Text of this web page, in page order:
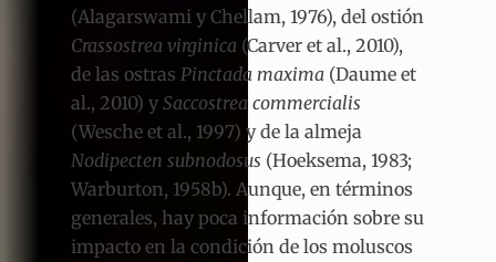
(Alagarswami y Chellam, 1976), del ostión
Crassostrea virginica (Carver et al., 2010),
de las ostras Pinctada maxima (Daume et
al., 2010) y Saccostrea commercialis
(Wesche et al., 1997) y de la almeja
Nodipecten subnodosus (Hoeksema, 1983;
Warburton, 1958b). Aunque, en términos
generales, hay poca información sobre su
impacto en la condición de los moluscos